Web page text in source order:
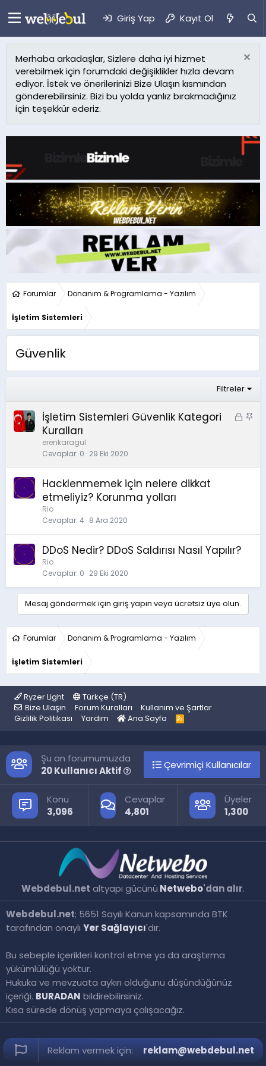
Giriş Yap Kayıt Ol
Merhaba arkadaşlar, Sizlere daha iyi hizmet
verebilmek için forumdaki değişiklikler hızla devam
ediyor. İstek ve önerilerinizi Bize Ulaşın kısmından
gönderebilirsiniz. Bizi bu yolda yanlız bırakmadığınız
için teşekkür ederiz.
Forumlar Donanım & Programlama - Yazılım
İşletim Sistemleri
Güvenlik
Filtreler
K S
İşletim Sistemleri Güvenlik Kategori
Kuralları
erenkaragul
Cevaplar 0 29 Eki 2020
Hacklenmemek için nelere dikkat
etmeliyiz? Korunma yolları
Rio
Cevaplar 4 8 Ara 2020
DDoS Nedir? DDoS Saldırısı Nasıl Yapılır?
Rio
Cevaplar 0 29 Eki 2020
Mesaj göndermek için giriş yapın veya ücretsiz üye olun.
Forumlar Donanım & Programlama - Yazılım
İşletim Sistemleri
Ryzer Light
Türkçe (TR)
Bize Ulaşın
Forum Kuralları
Kullanım ve Şartlar
Gizlilik Politikası
Yardım Ana Sayfa
R
S
Şu an forumumuzda
20 Kullanıcı Aktif
Çevrimiçi Kullanıcılar
Konu
3,096
Cevaplar
4,801
Üyeler
1,300
Webdebul.net; 5651 Sayılı Kanun kapsamında BTK
tarafından onaylı Yer Sağlayıcı'dır.
Bu sebeple içerikleri kontrol etme ya da araştırma
yükümlülüğü yoktur.
Hukuka ve mevzuata aykırı olduğunu düşündüğünüz
içeriği. BURADAN bildirebilirsiniz.
Kısa sürede dönüş yapmaya çalışacağız.
Webdebul.net altyapı gücünü Netwebo'dan alır.
Reklam vermek için: reklam@webdebul.net